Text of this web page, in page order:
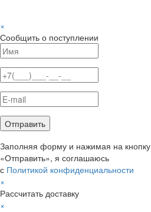
×
Сообщить о поступлении
Заполняя форму и нажимая на кнопку
«Отправить», я соглашаюсь
с Политикой конфиденциальности
×
Рассчитать доставку
×